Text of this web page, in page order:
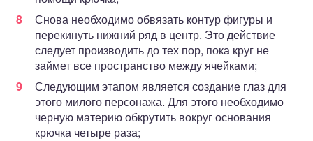
Снова необходимо обвязать контур фигуры и
перекинуть нижний ряд в центр. Это действие
следует производить до тех пор, пока круг не
займет все пространство между ячейками;
Следующим этапом является создание глаз для
этого милого персонажа. Для этого необходимо
черную материю обкрутить вокруг основания
крючка четыре раза;